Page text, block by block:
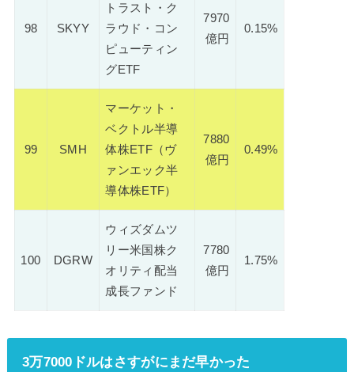
98 SKYY
トラスト・ク
ラウド・コン
ピューティン
グETF
7970
億円
0.15%
99 SMH
マーケット・
ベクトル半導
体株ETF（ヴ
ァンエック半
導体株ETF）
7880
億円
0.49%
100 DGRW
ウィズダムツ
リー米国株ク
オリティ配当
成長ファンド
7780
億円
1.75%
3万7000ドルはさすがにまだ早かった